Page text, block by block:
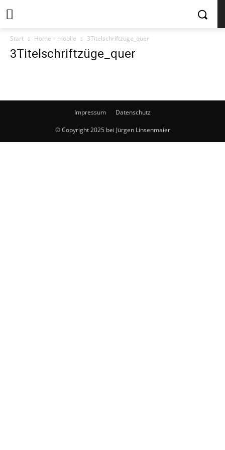
Start Home – mobile 3Titelschriftzüge_quer
3Titelschriftzüge_quer
Impressum Datenschutz
© Copyright 2025 bei Jürgen Linsenmaier